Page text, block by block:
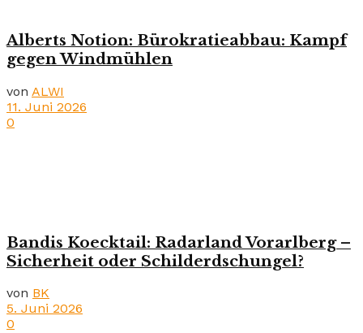
Alberts Notion: Bürokratieabbau: Kampf
gegen Windmühlen
von ALWI
11. Juni 2026
0
Bandis Koecktail: Radarland Vorarlberg –
Sicherheit oder Schilderdschungel?
von BK
5. Juni 2026
0